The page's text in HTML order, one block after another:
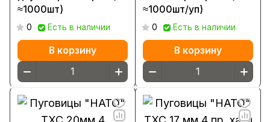
≈1000шт)
0 Есть в наличии
В корзину
≈1000шт/уп)
0 Есть в наличии
В корзину